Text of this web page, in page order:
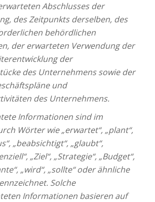
Abschlusses der
des Zeitpunkts derselben, des
behördlichen
der erwarteten Verwendung der
der
des Unternehmens sowie der
und
des Unternehmens.
Informationen sind im
Wörter wie „erwartet“, „plant“,
„beabsichtigt“, „glaubt“,
„Ziel“, „Strategie“, „Budget“,
„wird“, „sollte“ oder ähnliche
Solche
Informationen basieren auf